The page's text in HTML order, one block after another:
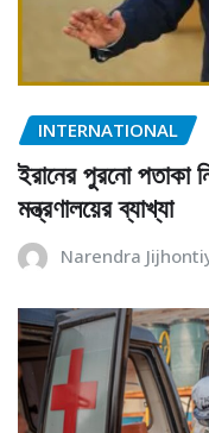
INTERNATIONAL
ইরানের পুরনো পতাকা
মন্ত্রণালয়ের ব্যাখ্যা
Narendra